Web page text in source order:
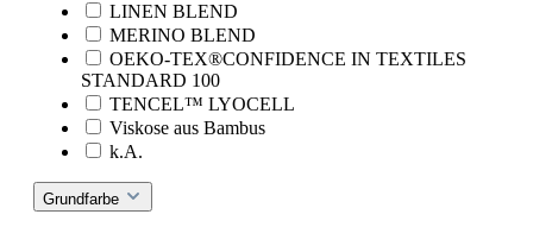
LINEN BLEND
MERINO BLEND
OEKO-TEX®CONFIDENCE IN TEXTILES
STANDARD 100
TENCEL™ LYOCELL
Viskose aus Bambus
k.A.
Grundfarbe